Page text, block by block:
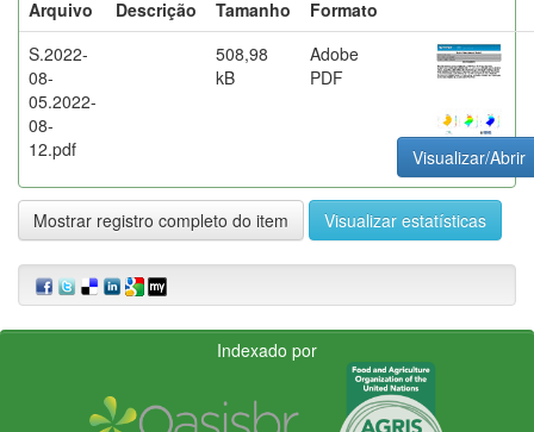
Arquivo
Descrição Tamanho
Formato
S.2022-
08-
05.2022-
08-
12.pdf
508,98
kB
Adobe
PDF
Visualizar/Abrir
Mostrar registro completo do item Visualizar estatísticas
Indexado por